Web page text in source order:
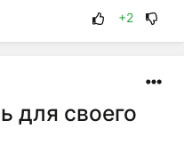
+2
для своего